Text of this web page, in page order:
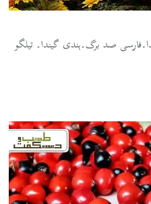
صد برگ۔ہندی گیندا۔ تیلگو